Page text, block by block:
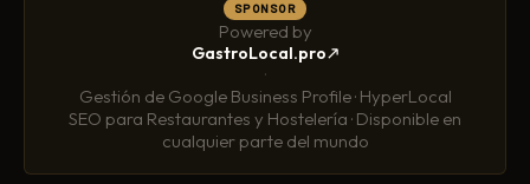
SPONSOR
Powered by
GastroLocal.pro
·
Gestión de Google Business Profile · HyperLocal
SEO para Restaurantes y Hostelería · Disponible en
cualquier parte del mundo